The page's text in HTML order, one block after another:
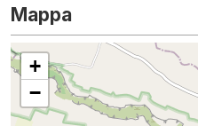
Mappa
+
−